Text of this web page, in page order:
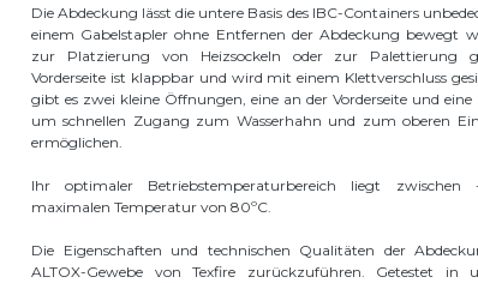
Die Abdeckung lässt die untere Basis des IBC-Containers
einem Gabelstapler ohne Entfernen der Abdeckung bewegt
zur Platzierung von Heizsockeln oder zur Palettierung
Vorderseite ist klappbar und wird mit einem Klettverschluss
gibt es zwei kleine Öffnungen, eine an der Vorderseite und eine
um schnellen Zugang zum Wasserhahn und zum oberen
ermöglichen.
Ihr optimaler Betriebstemperaturbereich liegt zwischen
maximalen Temperatur von 80ºC.
Die Eigenschaften und technischen Qualitäten der
ALTOX-Gewebe von Texfire zurückzuführen. Getestet in